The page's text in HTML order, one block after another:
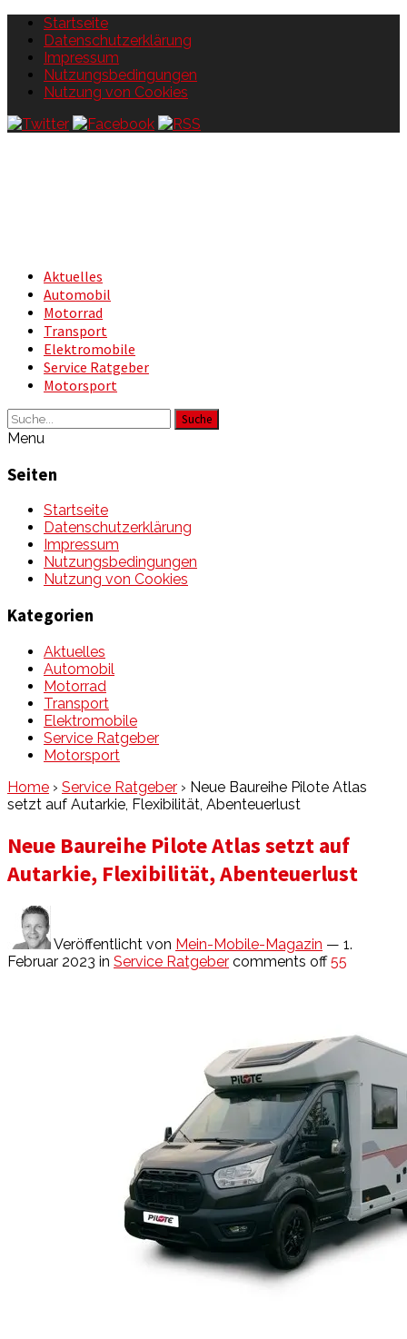
Startseite
Datenschutzerklärung
Impressum
Nutzungsbedingungen
Nutzung von Cookies
Aktuelles
Automobil
Motorrad
Transport
Elektromobile
Service Ratgeber
Motorsport
Suche
Menu
Seiten
Startseite
Datenschutzerklärung
Impressum
Nutzungsbedingungen
Nutzung von Cookies
Kategorien
Aktuelles
Automobil
Motorrad
Transport
Elektromobile
Service Ratgeber
Motorsport
Home › Service Ratgeber › Neue Baureihe Pilote Atlas
setzt auf Autarkie, Flexibilität, Abenteuerlust
Neue Baureihe Pilote Atlas setzt auf
Autarkie, Flexibilität, Abenteuerlust
Veröffentlicht von Mein-Mobile-Magazin — 1.
Februar 2023 in Service Ratgeber comments off 55